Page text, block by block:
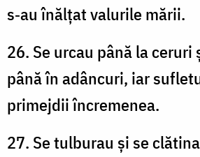
s‑au înălțat valurile mării.
26. Se urcau până la ceruri
până în adâncuri, iar
primejdii încremenea.
27. Se tulburau și se